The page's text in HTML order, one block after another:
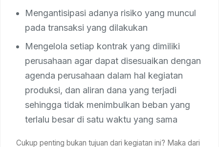
Mengantisipasi adanya risiko yang muncul
pada transaksi yang dilakukan
Mengelola setiap kontrak yang dimiliki
perusahaan agar dapat disesuaikan dengan
agenda perusahaan dalam hal kegiatan
produksi, dan aliran dana yang terjadi
sehingga tidak menimbulkan beban yang
terlalu besar di satu waktu yang sama
Cukup penting bukan tujuan dari kegiatan ini? Maka dari